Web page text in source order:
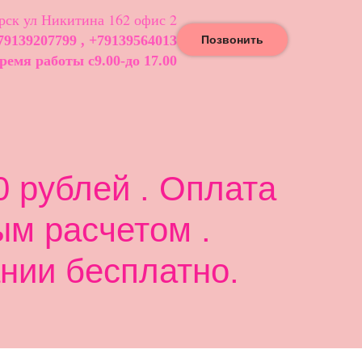
рублей . Оплата
расчетом .
бесплатно.
ул Никитина 162 офис 2
, +79139564013
работы с9.00-до 17.00
Позвонить